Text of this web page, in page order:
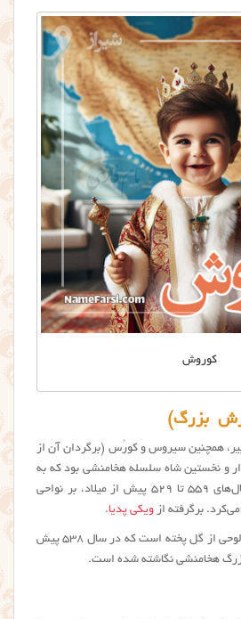
كوروش
بزرگ)
همچنین سیروس و کورُس (برگردان آن از
و نخستین شاه سلسله هخامنشی بود که به
مدت سی سال، در بین سال‌های ۵۵۹ تا ۵۲۹ پیش از میلاد، بر نواحی
برگرفته از ویکی پدیا.
استوانه یا منشور کوروش لوحی از گل پخته است که در سال ۵۳۸ پیش
هخامنشی نگاشته شده است.